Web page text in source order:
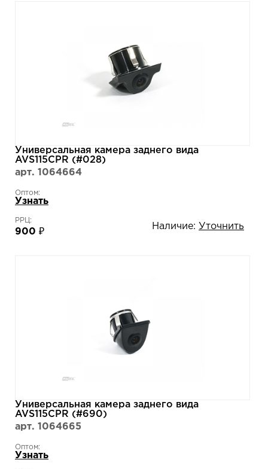
Универсальная камера заднего вида
AVS115CPR (#028)
арт. 1064664
Оптом:
Узнать
РРЦ:
900 ₽
Наличие: Уточнить
Универсальная камера заднего вида
AVS115CPR (#690)
арт. 1064665
Оптом:
Узнать